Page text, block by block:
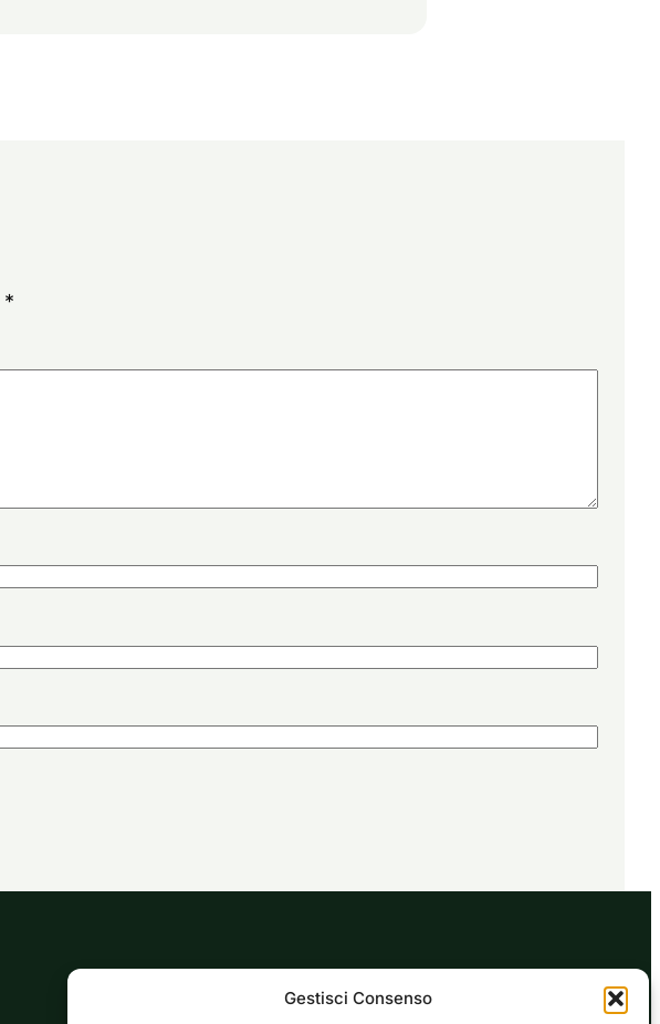
Gestisci Consenso
*
EDITORIALE